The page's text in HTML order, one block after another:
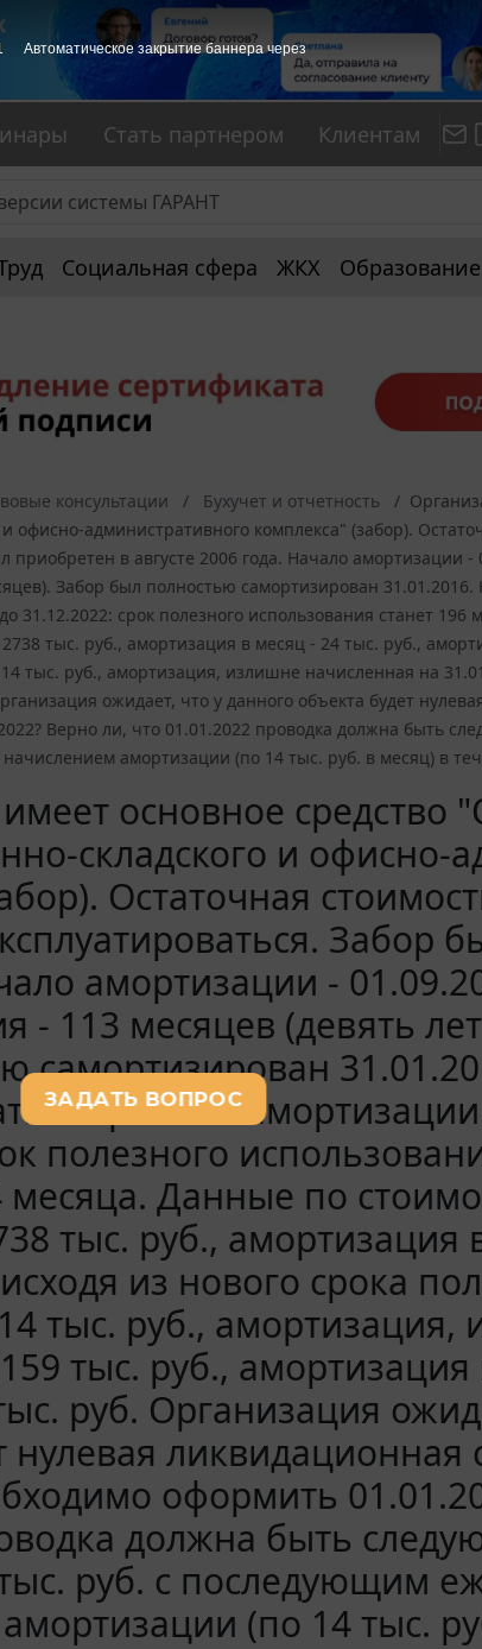
Стать партнером Клиентам
Социальная сфера ЖКХ Образование
консультации Бухучет и отчетность
и офисно-административного комплекса" (забор).
приобретен в августе 2006 года. Начало амортизации
Забор был полностью самортизирован 31.01.2016.
31.12.2022: срок полезного использования станет
тыс. руб., амортизация в месяц - 24 тыс. руб.,
тыс. руб., амортизация, излишне начисленная на
ожидает, что у данного объекта будет
Верно ли, что 01.01.2022 проводка должна быть
амортизации (по 14 тыс. руб. в месяц) в
основное средство
складского и офисно-
Остаточная
Забор
амортизации -
- 113 месяцев (девять
самортизирован
срок его
полезного
месяца. Данные по
тыс. руб., амортизация
из нового срока
тыс. руб., амортизация,
тыс. руб.,
руб. Организация
нулевая ликвидационная
оформить
должна быть
руб. с последующим
(по 14 тыс.
Автоматическое закрытие баннера через